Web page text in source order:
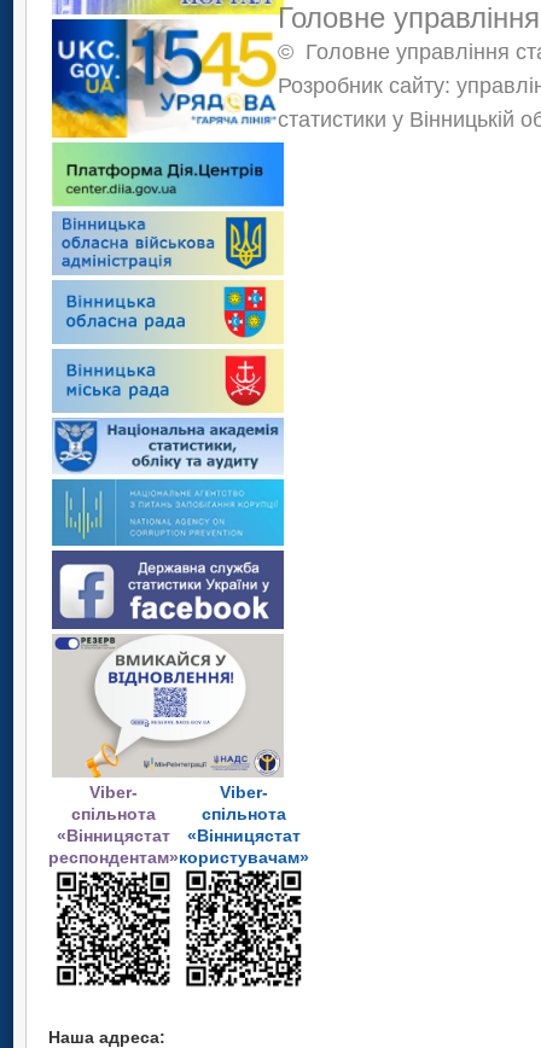
Viber-
спільнота
«Вінницястат
респондентам»
Viber-
спільнота
«Вінницястат
користувачам»
Наша адреса:
Головне
© Головне управління
Розробник сайту:
статистики у Вінницькій